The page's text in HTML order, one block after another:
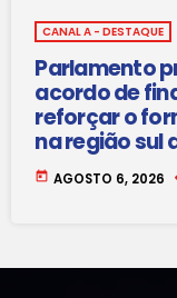
CANAL A - DESTAQUE
Parlamento
acordo de
reforçar o
na região sul
today AGOSTO 6, 2026